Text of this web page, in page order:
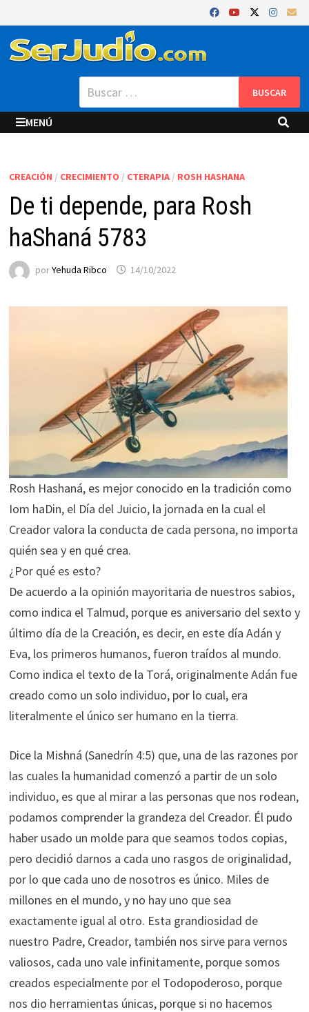
al
contenido
Buscar:
MENÚ
CREACIÓN / CRECIMIENTO / CTERAPIA/ ROSH HASHANA
De ti depende, para Rosh
haShaná 5783
porYehuda Ribco 14/10/2022
Rosh Hashaná, es mejor conocido en la tradición como
Iom haDin, el Día del Juicio, la jornada en la cual el
Creador valora la conducta de cada persona, no importa
quién sea y en qué crea.
¿Por qué es esto?
De acuerdo a la opinión mayoritaria de nuestros sabios,
como indica el Talmud, porque es aniversario del sexto y
último día de la Creación, es decir, en este día Adán y
Eva, los primeros humanos, fueron traídos al mundo.
Como indica el texto de la Torá, originalmente Adán fue
creado como un solo individuo, por lo cual, era
literalmente el único ser humano en la tierra.
Dice la Mishná (Sanedrín 4:5) que, una de las razones por
las cuales la humanidad comenzó a partir de un solo
individuo, es que al mirar a las personas que nos rodean,
podamos comprender la grandeza del Creador. Él pudo
haber usado un molde para que seamos todos copias,
pero decidió darnos a cada uno rasgos de originalidad,
por lo que cada uno de nosotros es único. Miles de
millones en el mundo, y no hay uno que sea
exactamente igual al otro. Esta grandiosidad de
nuestro Padre, Creador, también nos sirve para vernos
valiosos, cada uno vale infinitamente, porque somos
creados especialmente por el Todopoderoso, porque
nos dio herramientas únicas, porque si no hacemos